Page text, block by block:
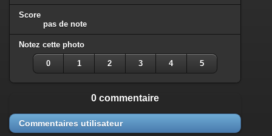
Score
pas de note
Notez cette photo
0 1 2 3 4 5
0 commentaire
Commentaires utilisateur